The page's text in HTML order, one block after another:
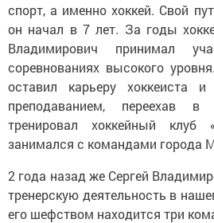
спорт, а именно хоккей. Свой
он начал в 7 лет. За годы
Владимирович принимал
соревнованиях высокого
оставил карьеру хоккеиста и
преподаванием, переехав в
тренировал хоккейный клуб
занимался с командами города
2 года назад же Сергей
тренерскую деятельность в
его шефством находится три